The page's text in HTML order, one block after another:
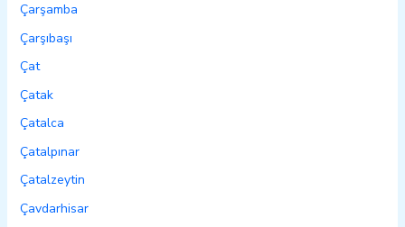
Çarşamba
Çarşıbaşı
Çat
Çatak
Çatalca
Çatalpınar
Çatalzeytin
Çavdarhisar